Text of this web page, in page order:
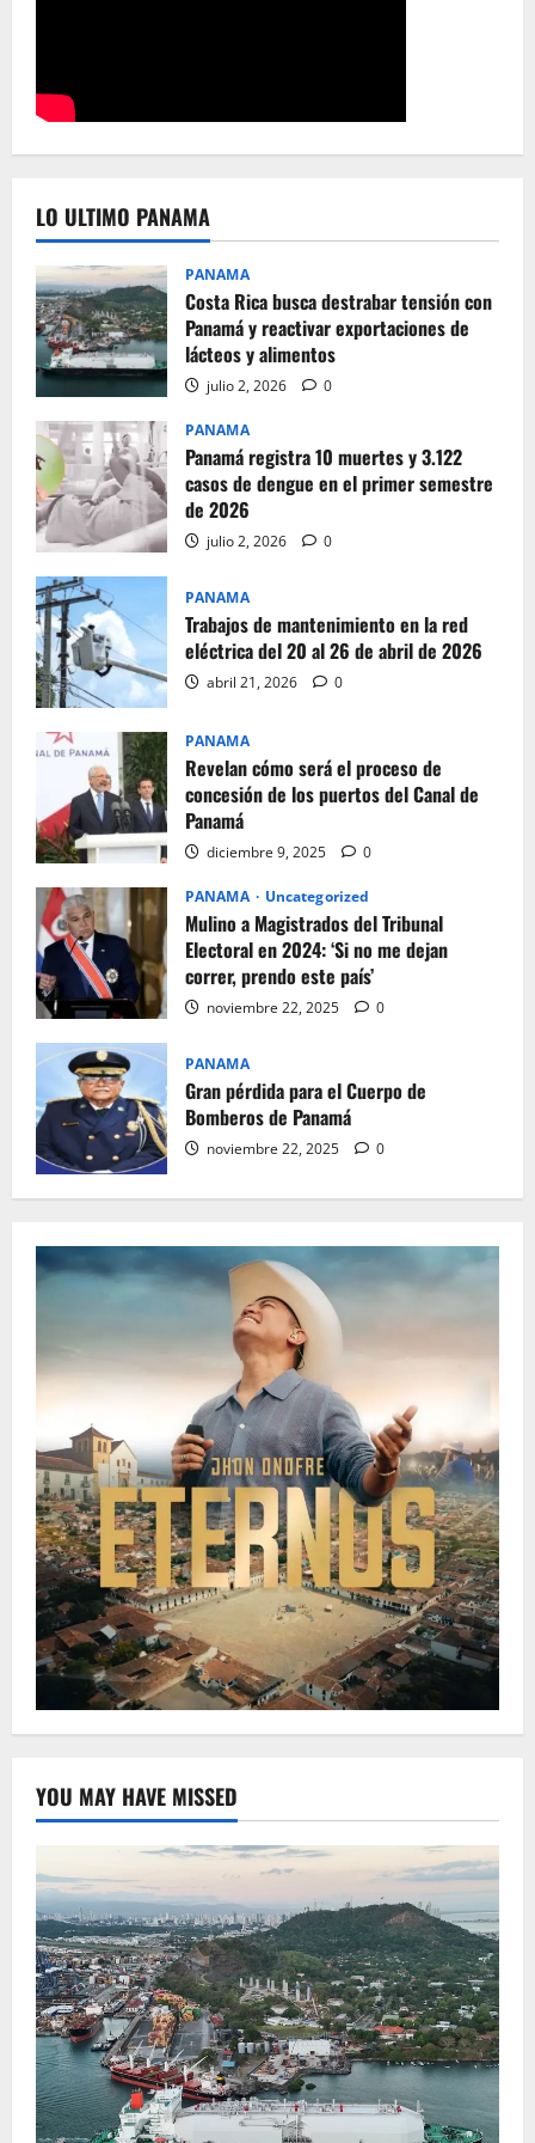
LO ULTIMO PANAMA
PANAMA
Costa Rica busca destrabar tensión con
Panamá y reactivar exportaciones de
lácteos y alimentos
julio 2, 2026 0
PANAMA
Panamá registra 10 muertes y 3.122
casos de dengue en el primer semestre
de 2026
julio 2, 2026 0
PANAMA
Trabajos de mantenimiento en la red
eléctrica del 20 al 26 de abril de 2026
abril 21, 2026 0
PANAMA
Revelan cómo será el proceso de
concesión de los puertos del Canal de
Panamá
diciembre 9, 2025 0
PANAMA Uncategorized
Mulino a Magistrados del Tribunal
Electoral en 2024: ‘Si no me dejan
correr, prendo este país’
noviembre 22, 2025 0
PANAMA
Gran pérdida para el Cuerpo de
Bomberos de Panamá
noviembre 22, 2025 0
YOU MAY HAVE MISSED